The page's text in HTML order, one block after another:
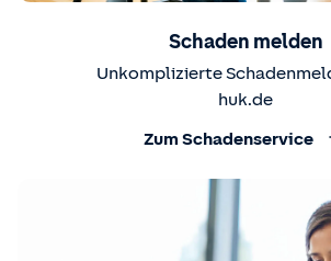
Schaden melden
Unkomplizierte
huk.de
Zum Schadenservice